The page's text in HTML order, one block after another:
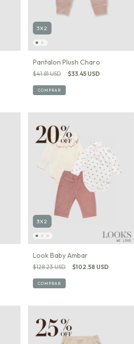
3X2
Pantalon Plush Charo
$41.81 USD $33.45 USD
COMPRAR
3X2
Look Baby Ambar
$128.23 USD $102.58 USD
COMPRAR